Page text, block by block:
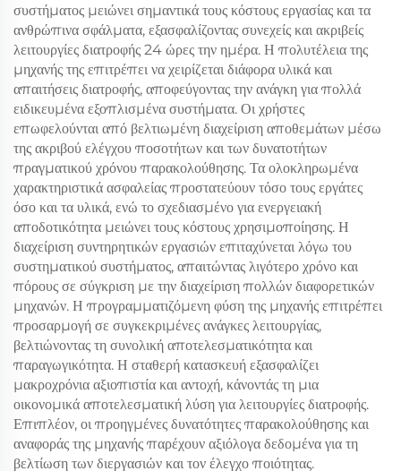
συστήματος μειώνει σημαντικά τους κόστους εργασίας και τα
ανθρώπινα σφάλματα, εξασφαλίζοντας συνεχείς και ακριβείς
λειτουργίες διατροφής 24 ώρες την ημέρα. Η πολυτέλεια της
μηχανής της επιτρέπει να χειρίζεται διάφορα υλικά και
απαιτήσεις διατροφής, αποφεύγοντας την ανάγκη για πολλά
ειδικευμένα εξοπλισμένα συστήματα. Οι χρήστες
επωφελούνται από βελτιωμένη διαχείριση αποθεμάτων μέσω
της ακριβού ελέγχου ποσοτήτων και των δυνατοτήτων
πραγματικού χρόνου παρακολούθησης. Τα ολοκληρωμένα
χαρακτηριστικά ασφαλείας προστατεύουν τόσο τους εργάτες
όσο και τα υλικά, ενώ το σχεδιασμένο για ενεργειακή
αποδοτικότητα μειώνει τους κόστους χρησιμοποίησης. Η
διαχείριση συντηρητικών εργασιών επιταχύνεται λόγω του
συστηματικού συστήματος, απαιτώντας λιγότερο χρόνο και
πόρους σε σύγκριση με την διαχείριση πολλών διαφορετικών
μηχανών. Η προγραμματιζόμενη φύση της μηχανής επιτρέπει
προσαρμογή σε συγκεκριμένες ανάγκες λειτουργίας,
βελτιώνοντας τη συνολική αποτελεσματικότητα και
παραγωγικότητα. Η σταθερή κατασκευή εξασφαλίζει
μακροχρόνια αξιοπιστία και αντοχή, κάνοντάς τη μια
οικονομικά αποτελεσματική λύση για λειτουργίες διατροφής.
Επιπλέον, οι προηγμένες δυνατότητες παρακολούθησης και
αναφοράς της μηχανής παρέχουν αξιόλογα δεδομένα για τη
βελτίωση των διεργασιών και τον έλεγχο ποιότητας.